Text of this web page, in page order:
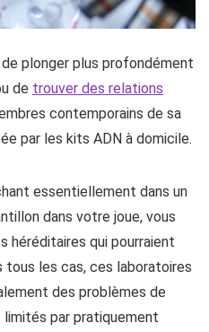
plonger plus profondément
de trouver des relations
contemporains de sa
par les kits ADN à domicile.
essentiellement dans un
dans votre joue, vous
héréditaires qui pourraient
tous les cas, ces laboratoires
des problèmes de
par pratiquement